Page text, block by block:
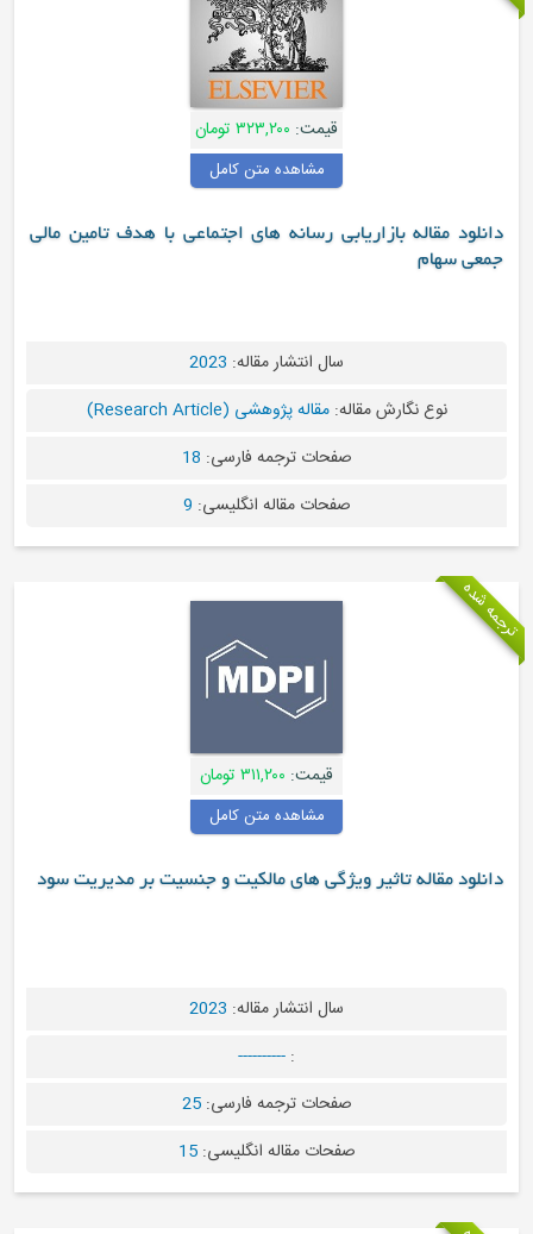
قیمت:۳۲۳,۲۰۰ تومان
مشاهده متن کامل
دانلود مقاله بازاریابی رسانه های اجتماعی با هدف تامین مالی
جمعی سهام
سال انتشار مقاله:2023
نوع نگارش مقاله:مقاله پژوهشی (Research Article)
صفحات ترجمه فارسی:18
صفحات مقاله انگلیسی:9
شده
قیمت:۳۱۱,۲۰۰ تومان
مشاهده متن کامل
دانلود مقاله تاثیر ویژگی های مالکیت و جنسیت بر مدیریت سود
سال انتشار مقاله:2023
----------
صفحات ترجمه فارسی:25
صفحات مقاله انگلیسی:15